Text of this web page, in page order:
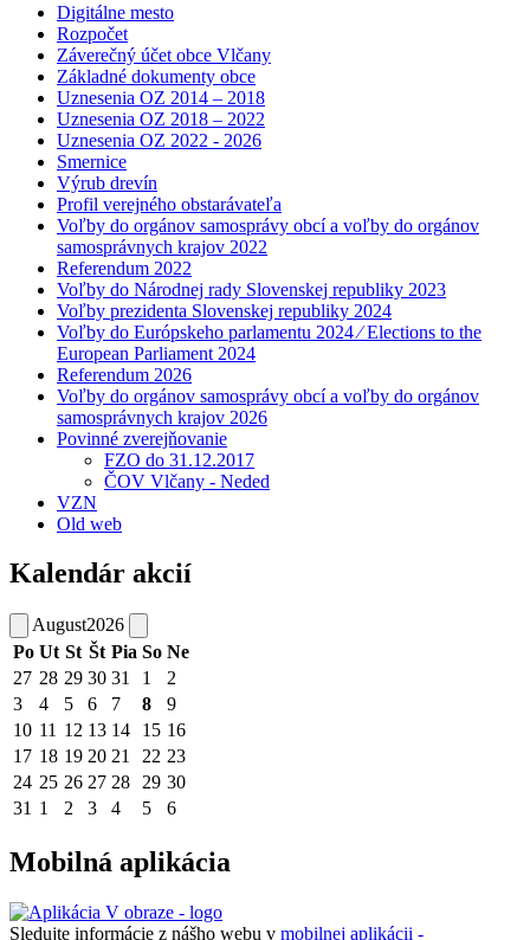
Digitálne mesto
Rozpočet
Záverečný účet obce Vlčany
Základné dokumenty obce
Uznesenia OZ 2014 – 2018
Uznesenia OZ 2018 – 2022
Uznesenia OZ 2022 - 2026
Smernice
Výrub drevín
Profil verejného obstarávateľa
Voľby do orgánov samosprávy obcí a voľby do orgánov
samosprávnych krajov 2022
Referendum 2022
Voľby do Národnej rady Slovenskej republiky 2023
Voľby prezidenta Slovenskej republiky 2024
Voľby do Európskeho parlamentu 2024 ⁄ Elections to the
European Parliament 2024
Referendum 2026
Voľby do orgánov samosprávy obcí a voľby do orgánov
samosprávnych krajov 2026
Povinné zverejňovanie
FZO do 31.12.2017
ČOV Vlčany - Neded
VZN
Old web
Kalendár akcií
August2026
Po Ut St Št Pia So Ne
27 28 29 30 31 1
2
3
4 5 6 7 8
9
10 11 12 13 14 15 16
17 18 19 20 21 22 23
24 25 26 27 28 29 30
31 1 2 3 4 5 6
Mobilná aplikácia
Sledujte informácie z nášho webu v mobilnej aplikácii -